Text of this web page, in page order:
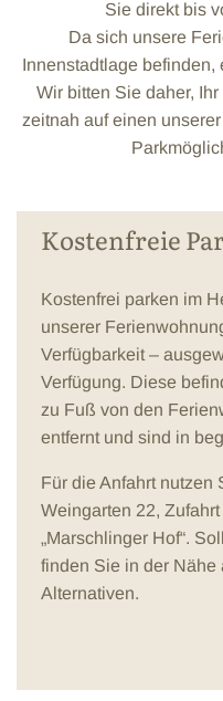
Sie direkt bis
Da sich unsere
Innenstadtlage
Wir bitten Sie daher,
zeitnah auf einen
Kostenfreie
Kostenfrei parken im
unserer
Verfügbarkeit –
Verfügung. Diese
zu Fuß von den
entfernt und sind in
Für die Anfahrt nutzen
Weingarten 22,
„Marschlinger Hof“.
finden Sie in der Nähe
Alternativen.